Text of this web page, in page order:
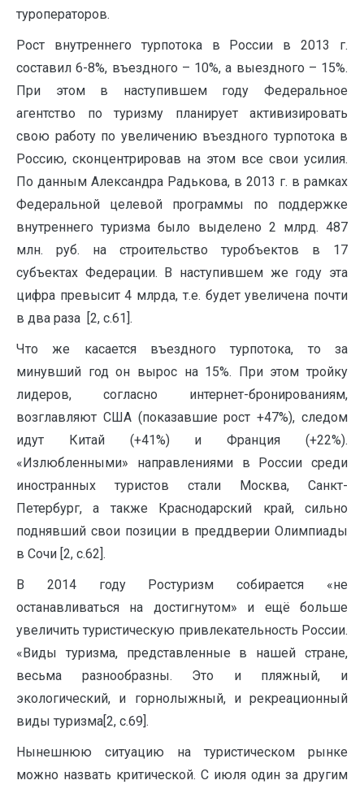
туроператоров.
Рост внутреннего турпотока в России в 2013 г.
составил 6-8%, въездного – 10%, а выездного – 15%.
При этом в наступившем году Федеральное
агентство по туризму планирует активизировать
свою работу по увеличению въездного турпотока в
Россию, сконцентрировав на этом все свои усилия.
По данным Александра Радькова, в 2013 г. в рамках
Федеральной целевой программы по поддержке
внутреннего туризма было выделено 2 млрд. 487
млн. руб. на строительство туробъектов в 17
субъектах Федерации. В наступившем же году эта
цифра превысит 4 млрда, т.е. будет увеличена почти
в два раза [2, с.61].
Что же касается въездного турпотока, то за
минувший год он вырос на 15%. При этом тройку
лидеров, согласно интернет-бронированиям,
возглавляют США (показавшие рост +47%), следом
идут Китай (+41%) и Франция (+22%).
«Излюбленными» направлениями в России среди
иностранных туристов стали Москва, Санкт-
Петербург, а также Краснодарский край, сильно
поднявший свои позиции в преддверии Олимпиады
в Сочи [2, с.62].
В 2014 году Ростуризм собирается «не
останавливаться на достигнутом» и ещё больше
увеличить туристическую привлекательность России.
«Виды туризма, представленные в нашей стране,
весьма разнообразны. Это и пляжный, и
экологический, и горнолыжный, и рекреационный
виды туризма[2, с.69].
Нынешнюю ситуацию на туристическом рынке
можно назвать критической. С июля один за другим